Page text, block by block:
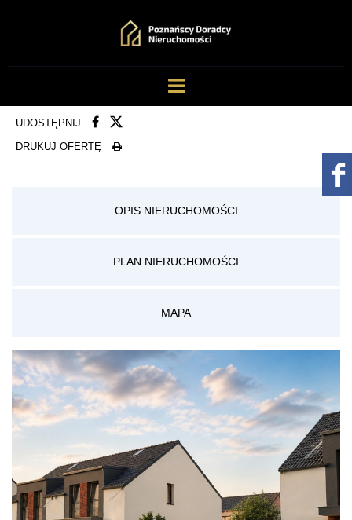
UDOSTĘPNIJ
DRUKUJ OFERTĘ
OPIS NIERUCHOMOŚCI
PLAN NIERUCHOMOŚCI
MAPA